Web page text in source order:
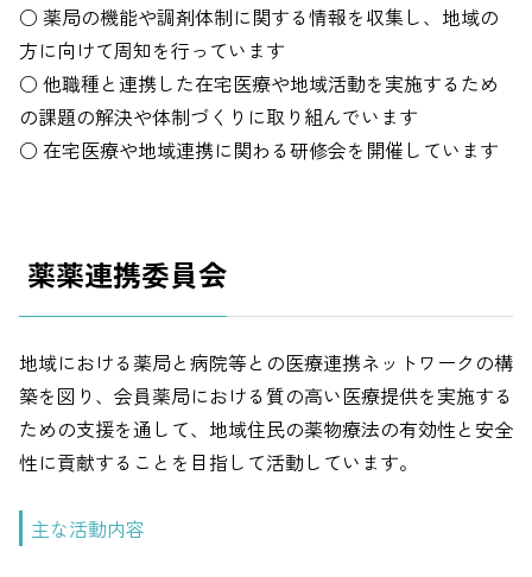
○ 薬局の機能や調剤体制に関する情報を収集し、地域の
方に向けて周知を行っています
○ 他職種と連携した在宅医療や地域活動を実施するため
の課題の解決や体制づくりに取り組んでいます
○ 在宅医療や地域連携に関わる研修会を開催しています
薬薬連携委員会
地域における薬局と病院等との医療連携ネットワークの構
築を図り、会員薬局における質の高い医療提供を実施する
ための支援を通して、地域住民の薬物療法の有効性と安全
性に貢献することを目指して活動しています。
主な活動内容